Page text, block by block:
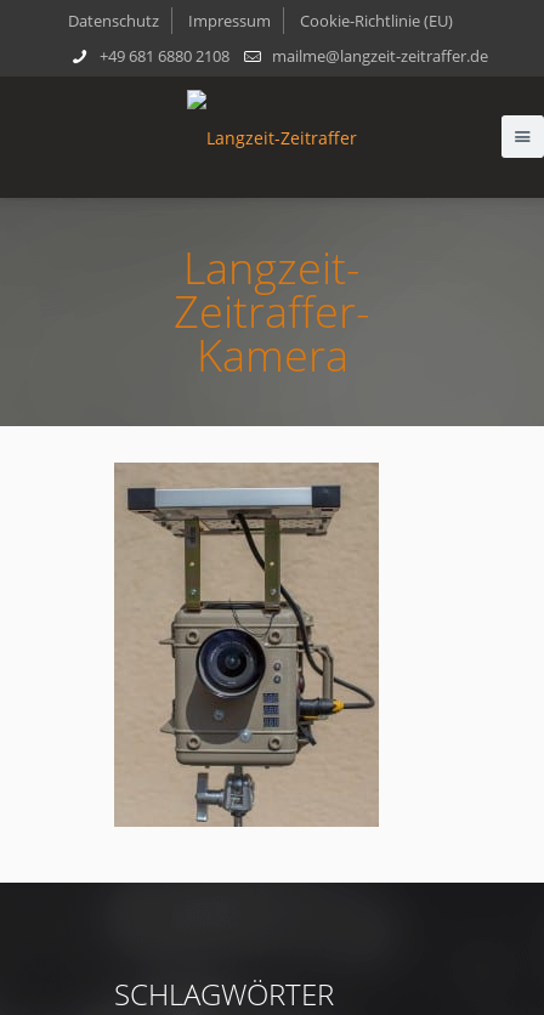
Datenschutz Impressum
Cookie-Richtlinie (EU)
+49 681 6880 2108
mailme@langzeit-zeitraffer.de
Langzeit-
Zeitraffer-
Kamera
SCHLAGWÖRTER